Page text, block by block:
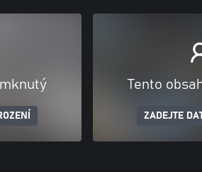
Tento
ZADEJTE